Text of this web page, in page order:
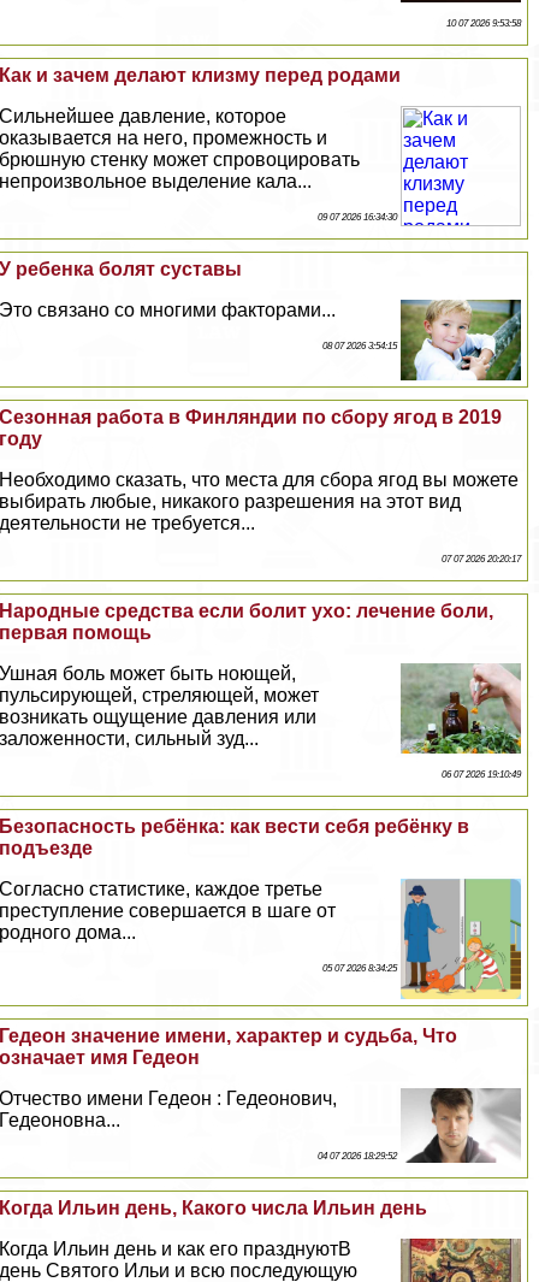
10 07 2026 9:53:58
Как и зачем делают клизму перед родами
Сильнейшее давление, которое
оказывается на него, промежность и
брюшную стенку может спровоцировать
непроизвольное выделение кала...
09 07 2026 16:34:30
У ребенка болят суставы
Это связано со многими факторами...
08 07 2026 3:54:15
Сезонная работа в Финляндии по сбору ягод в 2019
году
Необходимо сказать, что места для сбора ягод вы можете
выбирать любые, никакого разрешения на этот вид
деятельности не требуется...
07 07 2026 20:20:17
Народные средства если болит ухо: лечение боли,
первая помощь
Ушная боль может быть ноющей,
пульсирующей, стреляющей, может
возникать ощущение давления или
заложенности, сильный зуд...
06 07 2026 19:10:49
Безопасность ребёнка: как вести себя ребёнку в
подъезде
Согласно статистике, каждое третье
преступление совершается в шаге от
родного дома...
05 07 2026 8:34:25
Гедеон значение имени, хаpaктер и судьба, Что
означает имя Гедеон
Отчество имени Гедеон : Гедеонович,
Гедеоновна...
04 07 2026 18:29:52
Когда Ильин день, Какого числа Ильин день
Когда Ильин день и как его празднуютВ
день Святого Ильи и всю последующую